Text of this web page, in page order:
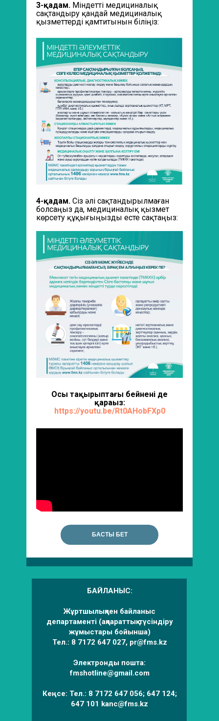
3-қадам. Міндетті медициналық
сақтандыру қандай медициналық
қызметтерді қамтитынын біліңіз:
4-қадам. Сіз әлі сақтандырылмаған
болсаңыз да, медициналық қызмет
көрсету құқығыңызды есте сақтаңыз:
Осы тақырыптағы бейнені де
қараңыз:
https://youtu.be/Rt0AHobFXp0
БАСТЫ БЕТ
БАЙЛАНЫС:
Жұртшылықпен байланыс
департаменті (ақпараттық-түсіндіру
жұмыстары бойынша)
Тел.: 8 7172 647 027, pr@fms.kz
Электронды пошта:
fmshotline@gmail.com
Кеңсе: Тел.: 8 7172 647 056; 647 124;
647 101 kanc@fms.kz